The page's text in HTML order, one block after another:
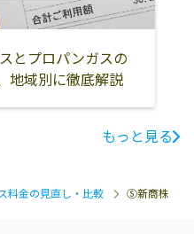
とプロパンガスの
地域別に徹底解説
もっと見る
料金の見直し・比較
Ⓢ新商株